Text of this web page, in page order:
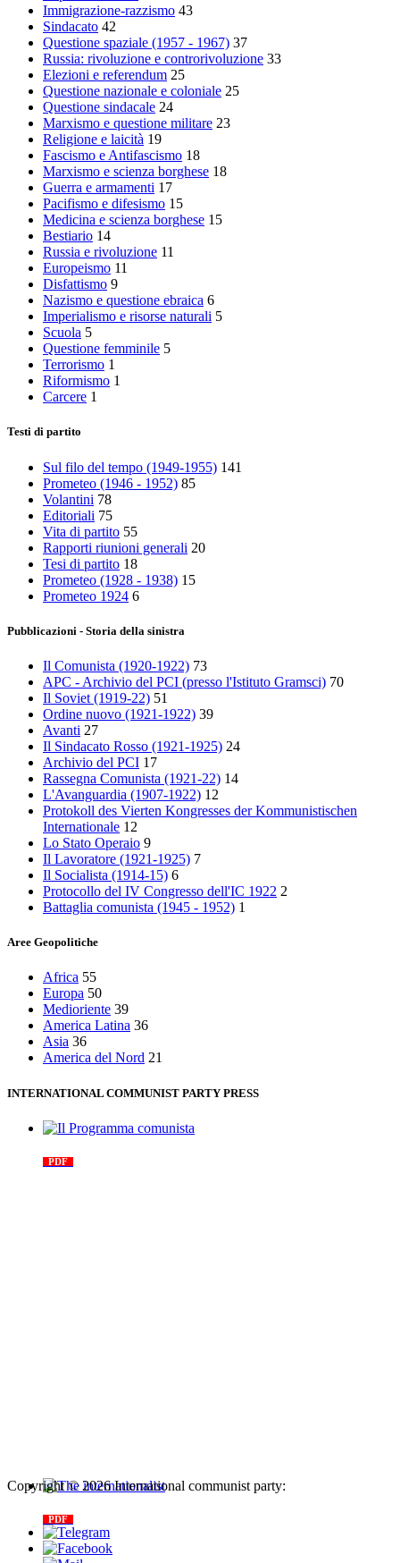
Immigrazione-razzismo 43
Sindacato 42
Questione spaziale (1957 - 1967) 37
Russia: rivoluzione e controrivoluzione 33
Elezioni e referendum 25
Questione nazionale e coloniale 25
Questione sindacale 24
Marxismo e questione militare 23
Religione e laicità 19
Fascismo e Antifascismo 18
Marxismo e scienza borghese 18
Guerra e armamenti 17
Pacifismo e difesismo 15
Medicina e scienza borghese 15
Bestiario 14
Russia e rivoluzione 11
Europeismo 11
Disfattismo 9
Nazismo e questione ebraica 6
Imperialismo e risorse naturali 5
Scuola 5
Questione femminile 5
Terrorismo 1
Riformismo 1
Carcere 1
Testi di partito
Sul filo del tempo (1949-1955) 141
Prometeo (1946 - 1952) 85
Volantini 78
Editoriali 75
Vita di partito 55
Rapporti riunioni generali 20
Tesi di partito 18
Prometeo (1928 - 1938) 15
Prometeo 1924 6
Pubblicazioni - Storia della sinistra
Il Comunista (1920-1922) 73
APC - Archivio del PCI (presso l'Istituto Gramsci) 70
Il Soviet (1919‑22) 51
Ordine nuovo (1921-1922) 39
Avanti 27
Il Sindacato Rosso (1921-1925) 24
Archivio del PCI 17
Rassegna Comunista (1921‑22) 14
L'Avanguardia (1907-1922) 12
Protokoll des Vierten Kongresses der Kommunistischen
Internationale 12
Lo Stato Operaio 9
Il Lavoratore (1921-1925) 7
Il Socialista (1914‑15) 6
Protocollo del IV Congresso dell'IC 1922 2
Battaglia comunista (1945 - 1952) 1
Aree Geopolitiche
Africa 55
Europa 50
Medioriente 39
America Latina 36
Asia 36
America del Nord 21
INTERNATIONAL COMMUNIST PARTY PRESS
PDF
PDF
Copyright © 2026 International communist party: